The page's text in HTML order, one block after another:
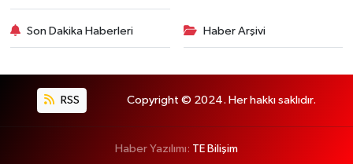
Son Dakika Haberleri Haber Arşivi
RSS Copyright © 2024. Her hakkı saklıdır.
Haber Yazılımı: TE Bilişim